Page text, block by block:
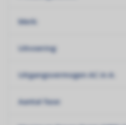
Merk:
Uitvoering:
Uitgangsvermogen AC in A:
Aantal fase: